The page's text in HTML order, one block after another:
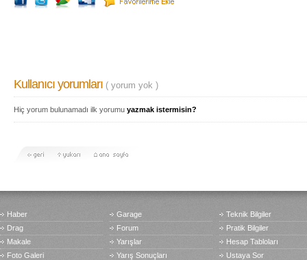
Kullanıcı yorumları ( yorum yok )
Hiç yorum bulunamadı ilk yorumu yazmak istermisin?
Haber Garage
Teknik Bilgiler
Drag
Forum
Pratik Bilgiler
Makale
Yarışlar
Hesap Tabloları
Foto Galeri
Yarış Sonuçları
Ustaya Sor